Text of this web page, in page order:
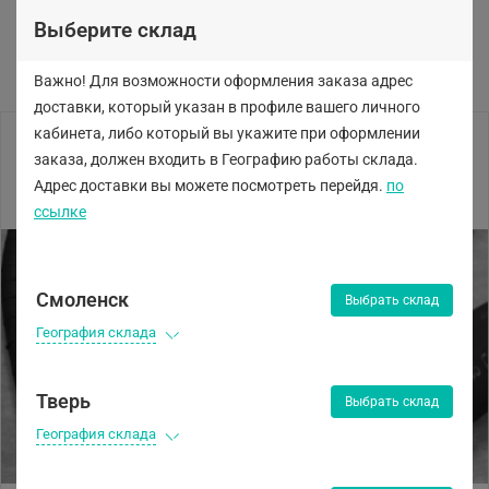
Выберите склад
Важно! Для возможности оформления заказа адрес
доставки, который указан в профиле вашего личного
кабинета, либо который вы укажите при оформлении
заказа, должен входить в Географию работы склада.
Адрес доставки вы можете посмотреть перейдя. по
ссылке
Смоленск Выбрать склад
География склада
Тверь Выбрать склад
География склада